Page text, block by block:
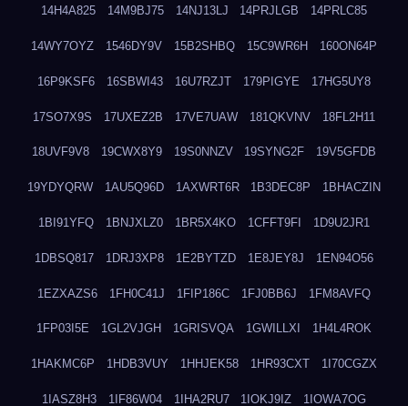
14H4A825 14M9BJ75 14NJ13LJ 14PRJLGB 14PRLC85
14WY7OYZ 1546DY9V 15B2SHBQ 15C9WR6H 160ON64P
16P9KSF6 16SBWI43 16U7RZJT 179PIGYE 17HG5UY8
17SO7X9S 17UXEZ2B 17VE7UAW 181QKVNV 18FL2H11
18UVF9V8 19CWX8Y9 19S0NNZV 19SYNG2F 19V5GFDB
19YDYQRW 1AU5Q96D 1AXWRT6R 1B3DEC8P 1BHACZIN
1BI91YFQ 1BNJXLZ0 1BR5X4KO 1CFFT9FI 1D9U2JR1
1DBSQ817 1DRJ3XP8 1E2BYTZD 1E8JEY8J 1EN94O56
1EZXAZS6 1FH0C41J 1FIP186C 1FJ0BB6J 1FM8AVFQ
1FP03I5E 1GL2VJGH 1GRISVQA 1GWILLXI 1H4L4ROK
1HAKMC6P 1HDB3VUY 1HHJEK58 1HR93CXT 1I70CGZX
1IASZ8H3 1IF86W04 1IHA2RU7 1IOKJ9IZ 1IOWA7OG